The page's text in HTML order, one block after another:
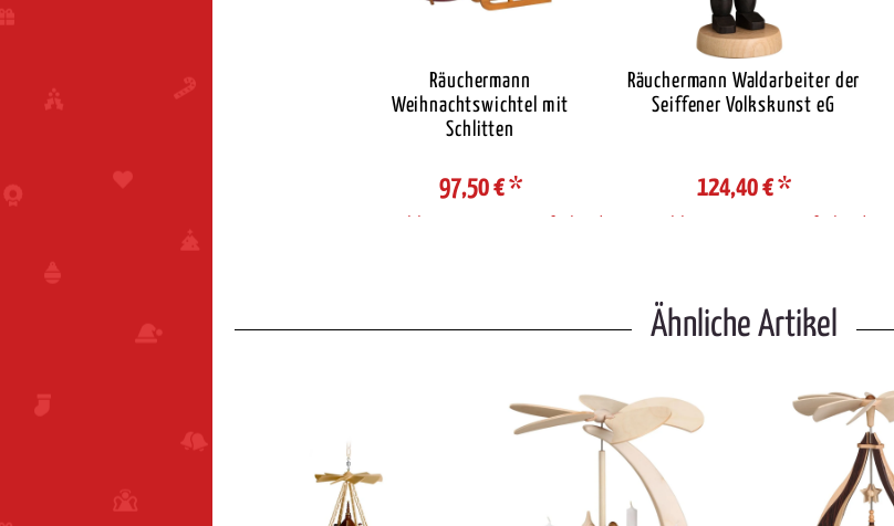
Räuchermann
Weihnachtswichtel mit
Schlitten
97,50 €*
Auswahl Steuerzone / Lieferland
Räuchermann Waldarbeiter der
Seiffener Volkskunst eG
124,40 €*
Auswahl Steuerzone / Lieferland
Ähnliche Artikel